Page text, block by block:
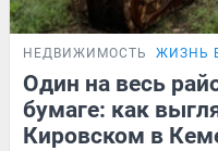
НЕДВИЖИМОСТЬ ЖИЗНЬ
Один на весь
бумаге: как
Кировском в